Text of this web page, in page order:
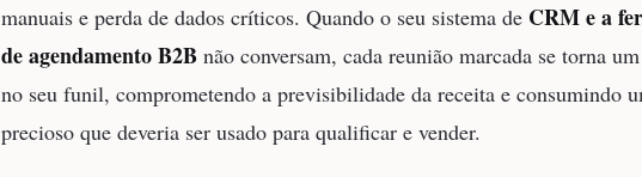
manuais e perda de dados críticos. Quando o seu sistema de CRM e a
de agendamento B2B não conversam, cada reunião marcada se torna
no seu funil, comprometendo a previsibilidade da receita e consumindo
precioso que deveria ser usado para qualificar e vender.